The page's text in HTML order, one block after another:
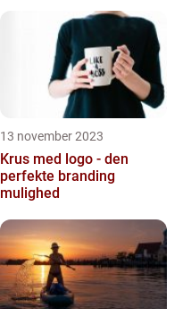
13 november 2023
Krus med logo - den
perfekte branding
mulighed